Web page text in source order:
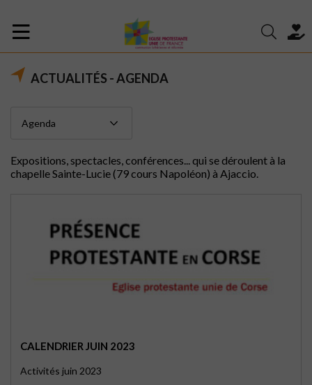
ACTUALITÉS - AGENDA
Expositions, spectacles, conférences... qui se déroulent à la
chapelle Sainte-Lucie (79 cours Napoléon) à Ajaccio.
CALENDRIER JUIN 2023
Activités juin 2023